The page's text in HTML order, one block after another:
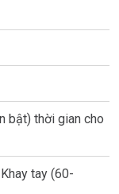
bật) thời gian cho
tay (60-